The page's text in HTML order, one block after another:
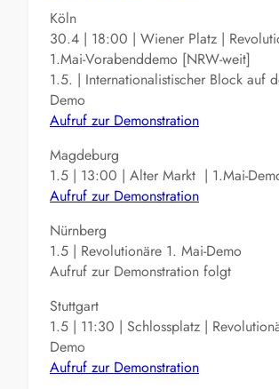
Köln
30.4 | 18:00 | Wiener Platz |
1.Mai-Vorabenddemo [NRW-weit]
1.5. | Internationalistischer Block auf
Demo
Aufruf zur Demonstration
Magdeburg
1.5 | 13:00 | Alter Markt | 1.Mai-
Aufruf zur Demonstration
Nürnberg
1.5 | Revolutionäre 1. Mai-Demo
Aufruf zur Demonstration folgt
Stuttgart
1.5 | 11:30 | Schlossplatz |
Demo
Aufruf zur Demonstration